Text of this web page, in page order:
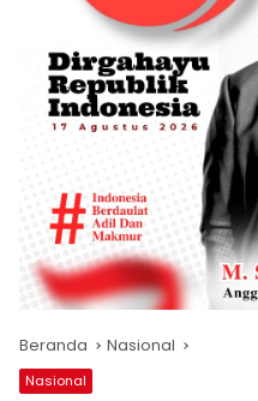
Beranda Nasional
Nasional